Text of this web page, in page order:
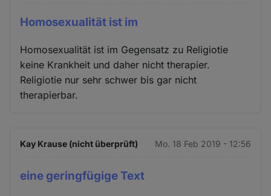
Homosexualität ist im
Homosexualität ist im Gegensatz zu Religiotie
keine Krankheit und daher nicht therapier.
Religiotie nur sehr schwer bis gar nicht
therapierbar.
Kay Krause (nicht überprüft) Mo. 18 Feb 2019 - 12:56
eine geringfügige Text